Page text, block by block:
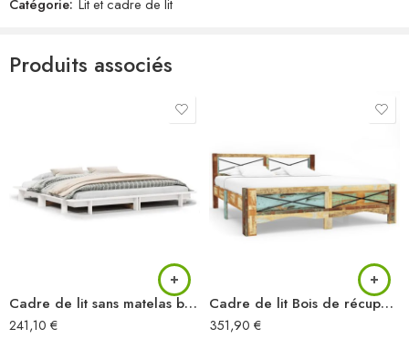
L’assemblage est requis
Catégorie: Lit et cadre de lit
Produits associés
Cadre de lit sans matelas blanc 160×200 cm bois de pin massif
241,10 €
Cadre de lit Bois de récupération massif 140 x 200 cm
351,90 €